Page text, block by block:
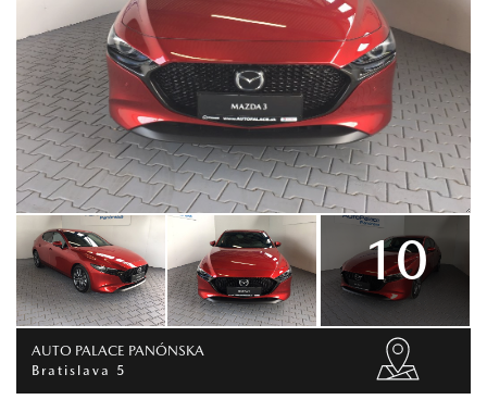
10
AUTO PALACE PANÓNSKA
Bratislava 5